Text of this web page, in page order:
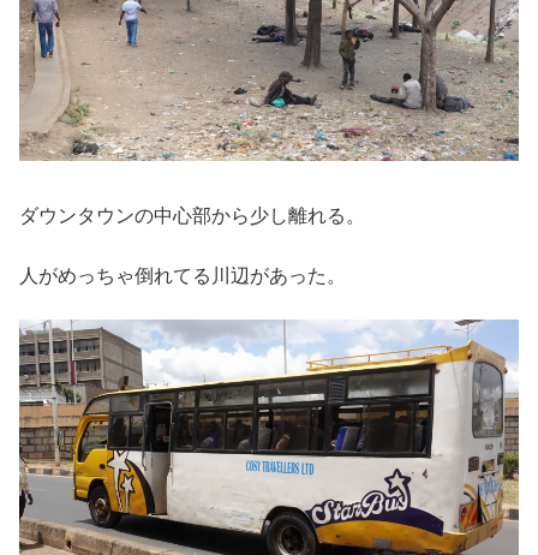
ダウンタウンの中心部から少し離れる。
人がめっちゃ倒れてる川辺があった。